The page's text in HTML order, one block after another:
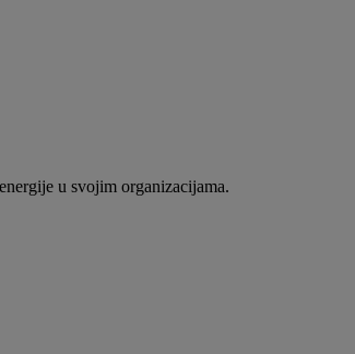
u svojim organizacijama.